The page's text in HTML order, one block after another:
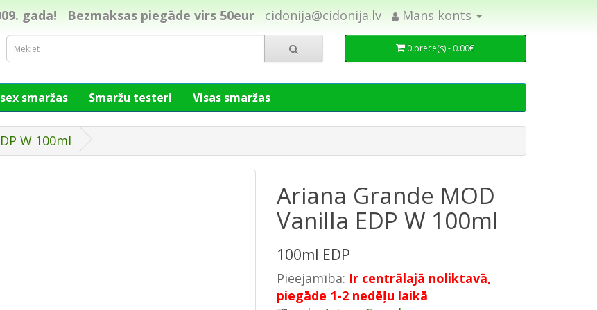
gada! Bezmaksas piegāde virs 50eur cidonija@cidonija.lv Mans konts
0 prece(s) - 0.00€
smaržas Smaržu testeri Visas smaržas
W 100ml
Ariana Grande MOD
Vanilla EDP W 100ml
100ml EDP
Pieejamība: Ir centrālajā noliktavā,
piegāde 1-2 nedēļu laikā